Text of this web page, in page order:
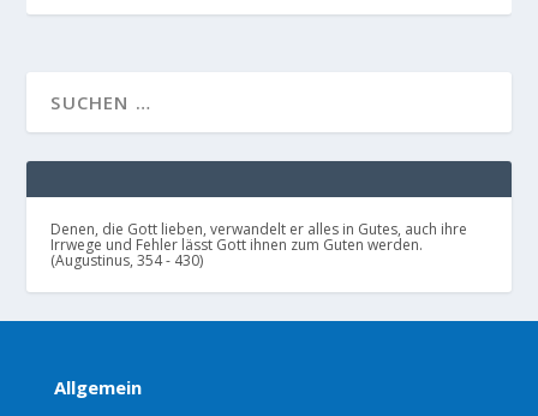
Denen, die Gott lieben, verwandelt er alles in Gutes, auch ihre
Irrwege und Fehler lässt Gott ihnen zum Guten werden.
(Augustinus, 354 - 430)
Allgemein